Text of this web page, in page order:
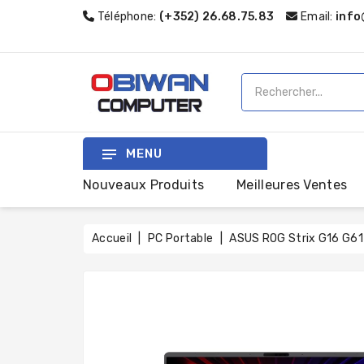
Téléphone: (+352) 26.68.75.83 Email:
MENU
Nouveaux Produits Meilleures Ventes
Accueil PC Portable ASUS ROG Strix G16